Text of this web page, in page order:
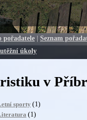
pořadatele | Seznam
úkoly
v
sporty (1)
(1)